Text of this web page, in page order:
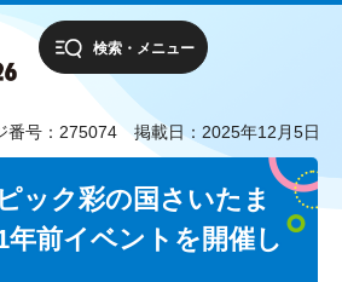
検索・メニュー
番号：275074 掲載日：2025年12月5日
ック彩の国さいたま
年前イベントを開催し